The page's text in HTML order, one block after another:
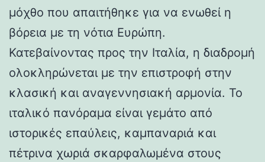
μόχθο που απαιτήθηκε για να ενωθεί η
βόρεια με τη νότια Ευρώπη.
Κατεβαίνοντας προς την Ιταλία, η διαδρομή
ολοκληρώνεται με την επιστροφή στην
κλασική και αναγεννησιακή αρμονία. Το
ιταλικό πανόραμα είναι γεμάτο από
ιστορικές επαύλεις, καμπαναριά και
πέτρινα χωριά σκαρφαλωμένα στους